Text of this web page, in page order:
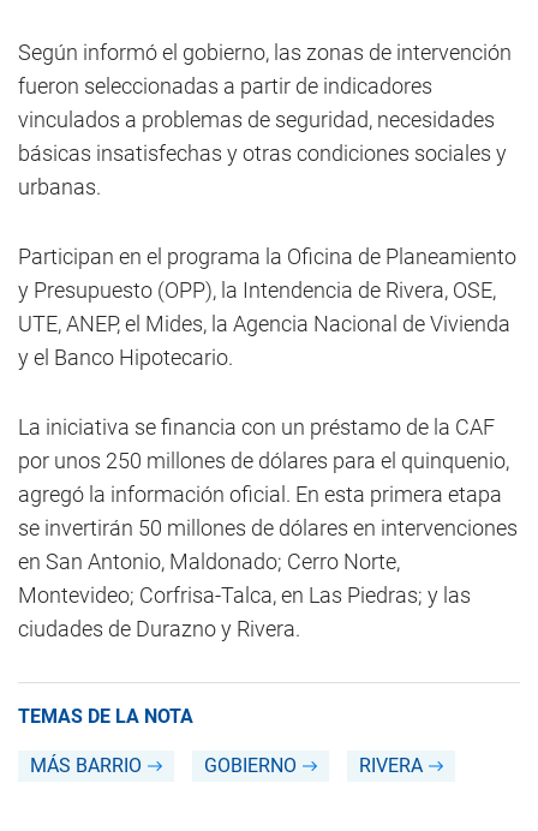
Según informó el gobierno, las zonas de intervención
fueron seleccionadas a partir de indicadores
vinculados a problemas de seguridad, necesidades
básicas insatisfechas y otras condiciones sociales y
urbanas.
Participan en el programa la Oficina de Planeamiento
y Presupuesto (OPP), la Intendencia de Rivera, OSE,
UTE, ANEP, el Mides, la Agencia Nacional de Vivienda
y el Banco Hipotecario.
La iniciativa se financia con un préstamo de la CAF
por unos 250 millones de dólares para el quinquenio,
agregó la información oficial. En esta primera etapa
se invertirán 50 millones de dólares en intervenciones
en San Antonio, Maldonado; Cerro Norte,
Montevideo; Corfrisa-Talca, en Las Piedras; y las
ciudades de Durazno y Rivera.
TEMAS DE LA NOTA
MÁS BARRIO GOBIERNO RIVERA